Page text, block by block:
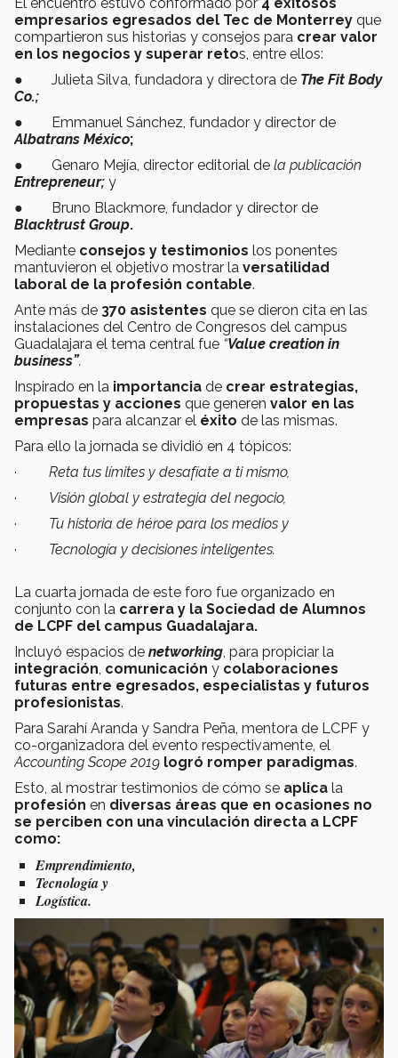
empresarios egresados del Tec de Monterrey que
compartieron sus historias y consejos para crear valor
en los negocios y superar retos, entre ellos:
● Julieta Silva, fundadora y directora de The Fit Body
Co.;
● Emmanuel Sánchez, fundador y director de
Albatrans México;
● Genaro Mejía, director editorial de la publicación
Entrepreneur; y
● Bruno Blackmore, fundador y director de
Blacktrust Group.
Mediante consejos y testimonios los ponentes
mantuvieron el objetivo mostrar la versatilidad
laboral de la profesión contable.
Ante más de 370 asistentes que se dieron cita en las
instalaciones del Centro de Congresos del campus
Guadalajara el tema central fue “Value creation in
business”.
Inspirado en la importancia de crear estrategias,
propuestas y acciones que generen valor en las
empresas para alcanzar el éxito de las mismas.
Para ello la jornada se dividió en 4 tópicos:
· Reta tus límites y desafíate a ti mismo,
· Visión global y estrategia del negocio,
· Tu historia de héroe para los medios y
· Tecnología y decisiones inteligentes.
La cuarta jornada de este foro fue organizado en
conjunto con la carrera y la Sociedad de Alumnos
de LCPF del campus Guadalajara.
Incluyó espacios de networking, para propiciar la
integración, comunicación y colaboraciones
futuras entre egresados, especialistas y futuros
profesionistas.
Para Sarahí Aranda y Sandra Peña, mentora de LCPF y
co-organizadora del evento respectivamente, el
Accounting Scope 2019 logró romper paradigmas.
Esto, al mostrar testimonios de cómo se aplica la
profesión en diversas áreas que en ocasiones no
se perciben con una vinculación directa a LCPF
como:
Emprendimiento,
Tecnología y
Logística.